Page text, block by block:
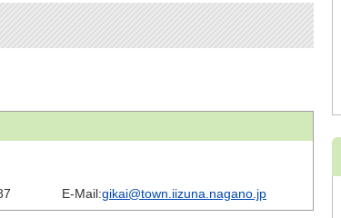
E-Mail:gikai@town.iizuna.nagano.jp